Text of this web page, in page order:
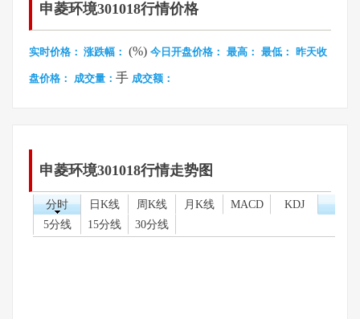
申菱环境301018行情价格
实时价格： 涨跌幅： (%) 今日开盘价格： 最高： 最低： 昨天收
盘价格： 成交量： 手 成交额：
申菱环境301018行情走势图
分时 日K线 周K线 月K线 MACD
KDJ
5分线
15分线 30分线